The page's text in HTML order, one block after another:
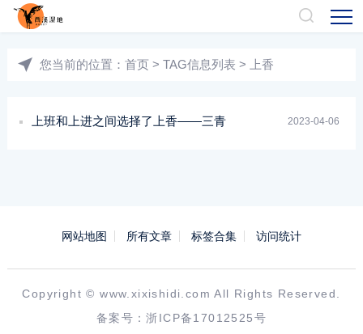
您当前的位置： 首页 > TAG信息列表 > 上香
2023-04-06
上班和上进之间选择了上香——三青
网站地图 所有文章 标签合集 访问统计
Copyright ©www.xixishidi.com All Rights Reserved.
备案号：浙ICP备17012525号